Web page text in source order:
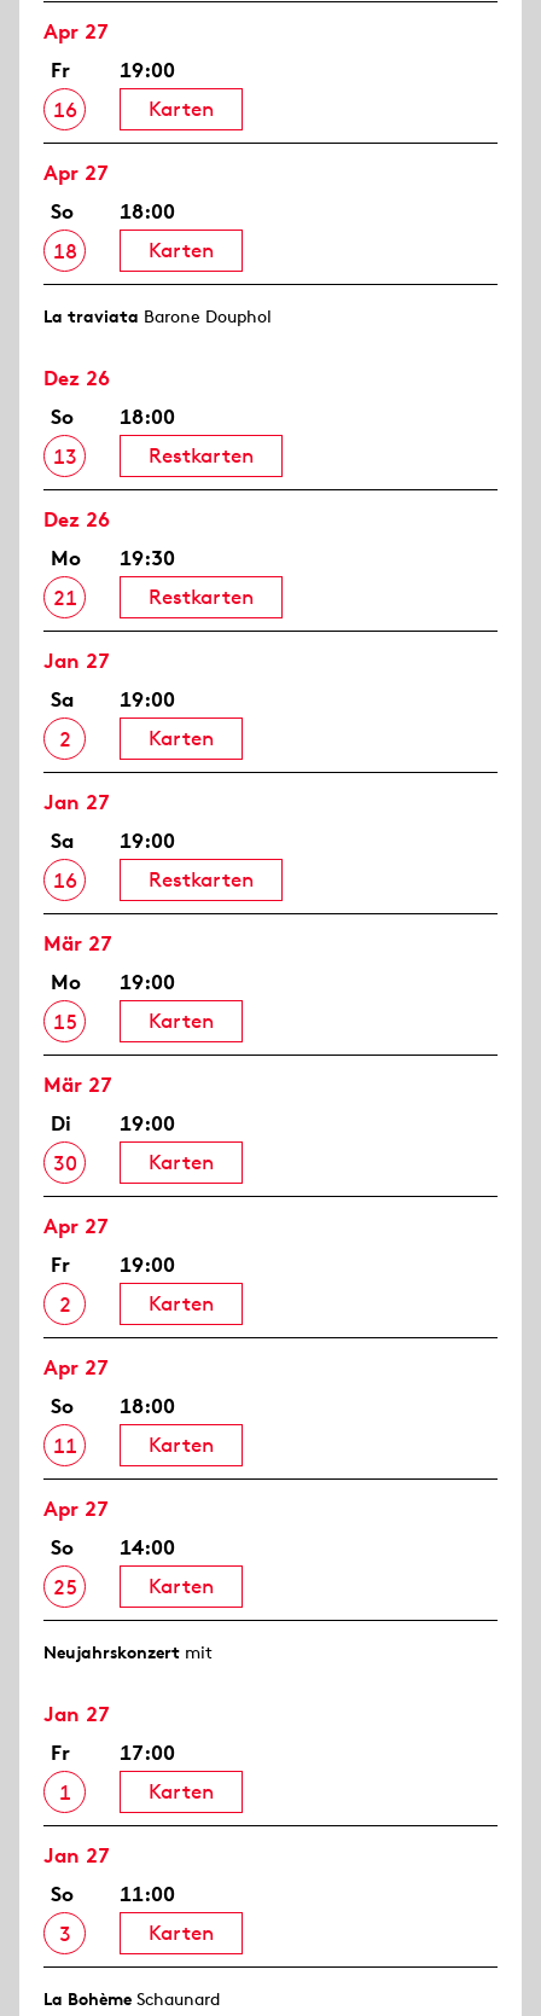
Apr 27
Fr
16
19:00
Karten
Apr 27
So
18
18:00
Karten
La traviata Barone Douphol
Dez 26
So
13
18:00
Restkarten
Dez 26
Mo
21
19:30
Restkarten
Jan 27
Sa
2
19:00
Karten
Jan 27
Sa
16
19:00
Restkarten
Mär 27
Mo
15
19:00
Karten
Mär 27
Di
30
19:00
Karten
Apr 27
Fr
2
19:00
Karten
Apr 27
So
11
18:00
Karten
Apr 27
So
25
14:00
Karten
Neujahrs­konzert mit
Jan 27
Fr
1
17:00
Karten
Jan 27
So
3
11:00
Karten
La Bohème Schaunard